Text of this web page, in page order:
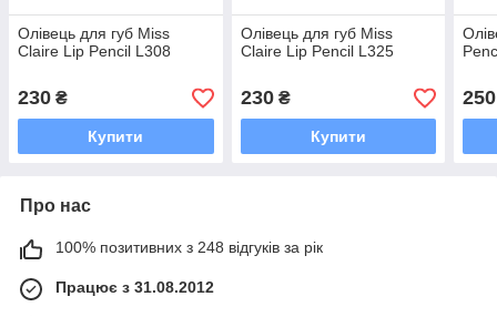
Олівець для губ Miss
Claire Lip Pencil L308
230 ₴
Купити
Олівець для губ Miss
Claire Lip Pencil L325
230₴
Купити
250
Про нас
100% позитивних з 248 відгуків за рік
Працює з 31.08.2012